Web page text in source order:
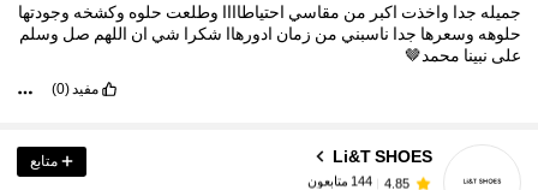
جميله جدا واخذت اكبر من مقاسي احتياطاااا وطلعت حلوه وكشخه وجودتها
حلوهه وسعرها جدا ناسبني من زمان ادورهاا شكرا شي ان اللهم صل وسلم
على نبينا محمد🤎
مفيد(0)
Li&T SHOES
4.85
144 متابعون
متابع